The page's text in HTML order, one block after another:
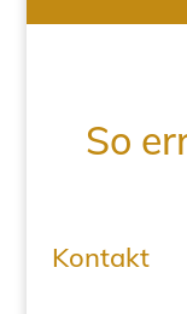
So
Kontakt